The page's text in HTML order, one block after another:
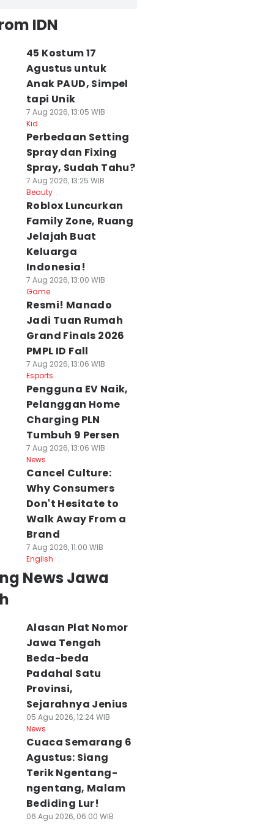
IDN
45 Kostum 17
Agustus untuk
Anak PAUD, Simpel
tapi Unik
7 Aug 2026, 13:05 WIB
Kid
Perbedaan Setting
Spray dan Fixing
Spray, Sudah Tahu?
7 Aug 2026, 13:25 WIB
Beauty
Roblox Luncurkan
Family Zone, Ruang
Jelajah Buat
Keluarga
Indonesia!
7 Aug 2026, 13:00 WIB
Game
Resmi! Manado
Jadi Tuan Rumah
Grand Finals 2026
PMPL ID Fall
7 Aug 2026, 13:06 WIB
Esports
Pengguna EV Naik,
Pelanggan Home
Charging PLN
Tumbuh 9 Persen
7 Aug 2026, 13:06 WIB
News
Cancel Culture:
Why Consumers
Don't Hesitate to
Walk Away From a
Brand
7 Aug 2026, 11:00 WIB
English
News Jawa
Alasan Plat Nomor
Jawa Tengah
Beda-beda
Padahal Satu
Provinsi,
Sejarahnya Jenius
05 Agu 2026, 12:24 WIB
News
Cuaca Semarang 6
Agustus: Siang
Terik Ngentang-
ngentang, Malam
Bediding Lur!
06 Agu 2026, 06:00 WIB